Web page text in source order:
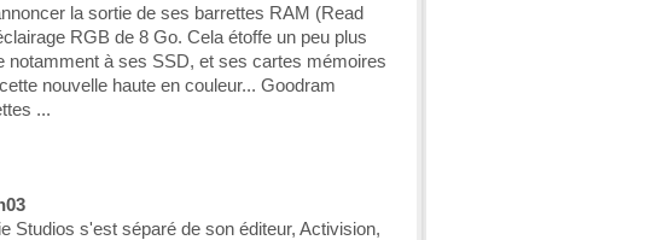
la sortie de ses barrettes RAM (Read
RGB de 8 Go. Cela étoffe un peu plus
notamment à ses SSD, et ses cartes mémoires
nouvelle haute en couleur... Goodram
...
Studios s'est séparé de son éditeur, Activision,